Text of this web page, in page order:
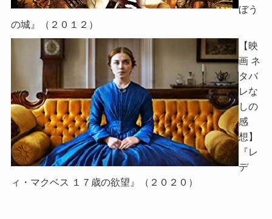
ぼう
の城』（２０１２）
【映
画 ネ
タバ
レな
しの
感
想】
『レ
デ
ィ・マクベス １７歳の欲望』（２０２０）